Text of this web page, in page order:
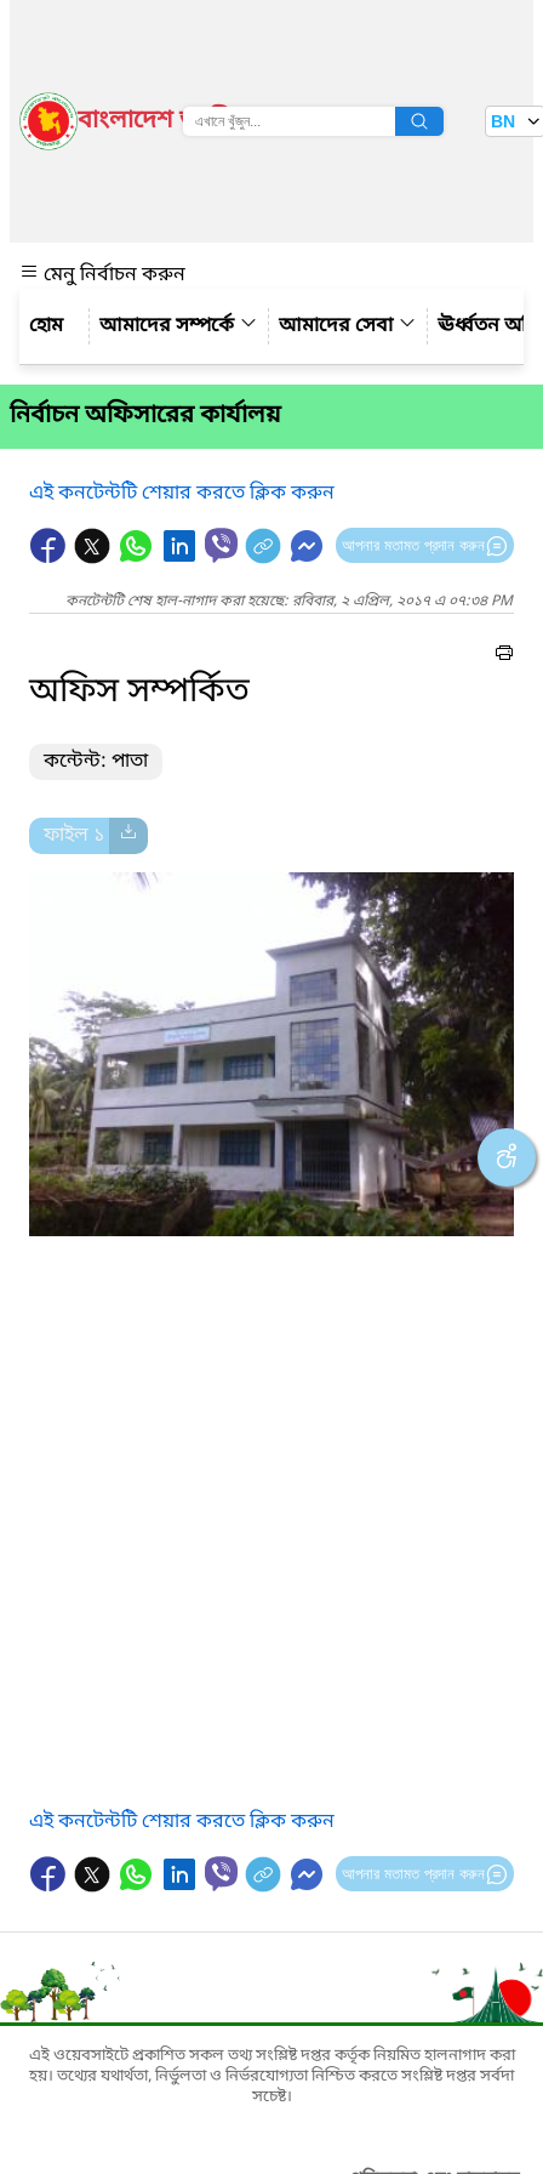
বাংলাদেশ জাতীয় তথ্য বাতায়ন BN
মেনু নির্বাচন করুন
আমাদের সম্পর্কে
আমাদের সেবা ঊর্ধ্বতন
নির্বাচন অফিসারের কার্যালয়
এই কনটেন্টটি শেয়ার করতে ক্লিক করুন
আপনার মতামত প্রদান করুন
কনটেন্টটি শেষ হাল-নাগাদ করা হয়েছে: রবিবার, ২ এপ্রিল, ২০১৭ এ ০৭:৩৪ PM
অফিস সম্পর্কিত
কন্টেন্ট: পাতা
ফাইল ১
এই কনটেন্টটি শেয়ার করতে ক্লিক করুন
আপনার মতামত প্রদান করুন
এই ওয়েবসাইটে প্রকাশিত সকল তথ্য সংশ্লিষ্ট দপ্তর কর্তৃক নিয়মিত হালনাগাদ করা
হয়। তথ্যের যথার্থতা, নির্ভুলতা ও নির্ভরযোগ্যতা নিশ্চিত করতে সংশ্লিষ্ট দপ্তর সর্বদা
সচেষ্ট।